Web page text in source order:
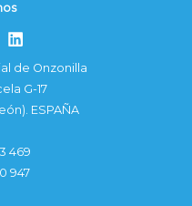
de Onzonilla
G-17
ESPAÑA
469
947